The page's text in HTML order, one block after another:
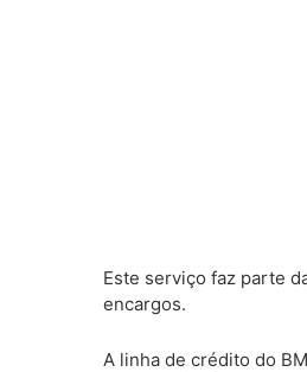
Este serviço faz parte
encargos.
A linha de crédito do